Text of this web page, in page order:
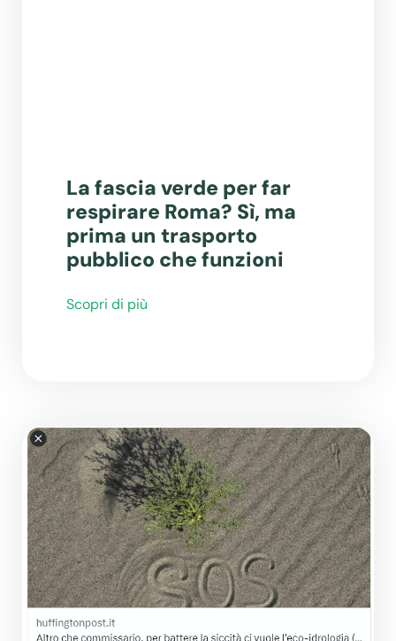
La fascia verde per far
respirare Roma? Sì, ma
prima un trasporto
pubblico che funzioni
Scopri di più